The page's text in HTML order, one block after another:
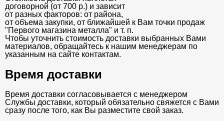
договорной (от 700 р.) и зависит
от разных факторов: от района,
от объема закупки, от ближайшей к Вам точки продаж
"Первого магазина металла" и т. п.
Чтобы уточнить стоимость доставки выбранных Вами
материалов, обращайтесь к нашим менеджерам по
указанным на сайте контактам.
Время доставки
Время доставки согласовывается с менеджером
Службы доставки, который обязательно свяжется с Вами
сразу после того, как Вы разместите свой заказ.